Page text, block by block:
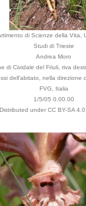
di Scienze della Vita,
Studi di Trieste
Andrea Moro
di Cividale del Friuli, riva
dell'abitato, nella direzione
FVG, Italia
1/5/05 0.00.00
Distributed under CC BY-SA